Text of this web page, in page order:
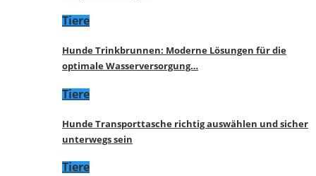
Tiere
Hunde Trinkbrunnen: Moderne Lösungen für die
optimale Wasserversorgung…
Tiere
Hunde Transporttasche richtig auswählen und sicher
unterwegs sein
Tiere